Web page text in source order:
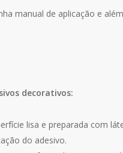
manual de aplicação e
decorativos:
lisa e preparada com
do adesivo.